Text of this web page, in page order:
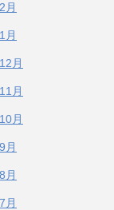
月
月
月
月
月
月
月
月